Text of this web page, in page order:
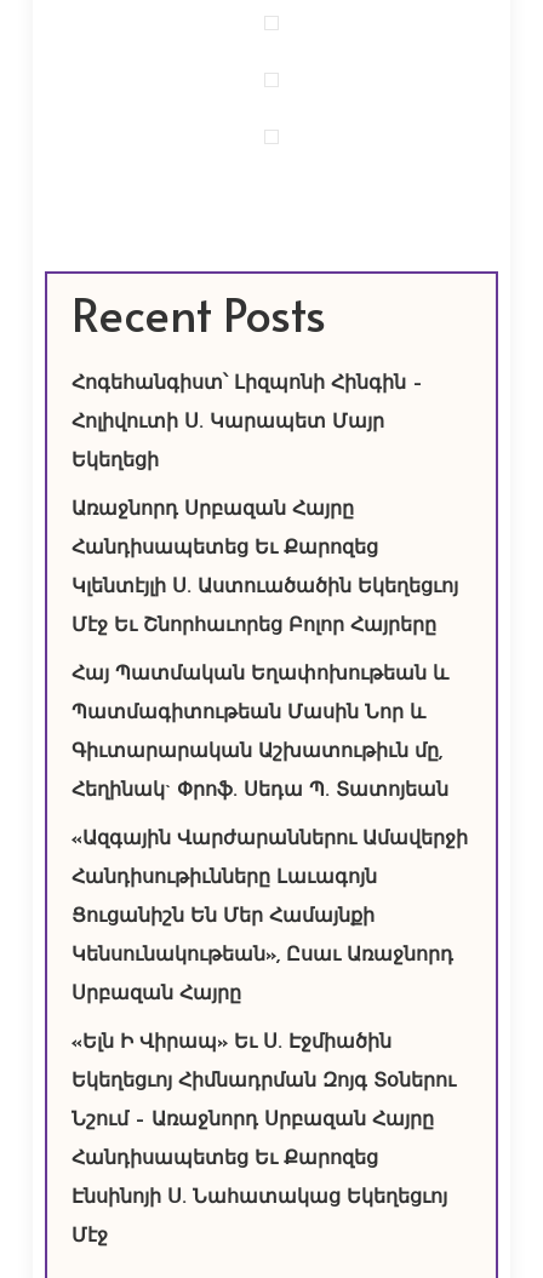
Recent Posts
Հոգեհանգիստ՝ Լիզպոնի Հինգին –
Հոլիվուտի Ս. Կարապետ Մայր
Եկեղեցի
Առաջնորդ Սրբազան Հայրը
Հանդիսապետեց Եւ Քարոզեց
Կլենտէյլի Ս. Աստուածածին Եկեղեցւոյ
Մէջ Եւ Շնորհաւորեց Բոլոր Հայրերը
Հայ Պատմական Եղափոխութեան և
Պատմագիտութեան Մասին Նոր և
Գիւտարարական Աշխատութիւն մը,
Հեղինակ` Փրոֆ. Սեդա Պ. Տատոյեան
«Ազգային Վարժարաններու Ամավերջի
Հանդիսութիւնները Լաւագոյն
Ցուցանիշն Են Մեր Համայնքի
Կենսունակութեան», Ըսաւ Առաջնորդ
Սրբազան Հայրը
«Ելն Ի Վիրապ» Եւ Ս. Էջմիածին
Եկեղեցւոյ Հիմնադրման Զոյգ Տօներու
Նշում – Առաջնորդ Սրբազան Հայրը
Հանդիսապետեց Եւ Քարոզեց
Էնսինոյի Ս. Նահատակաց Եկեղեցւոյ
Մէջ